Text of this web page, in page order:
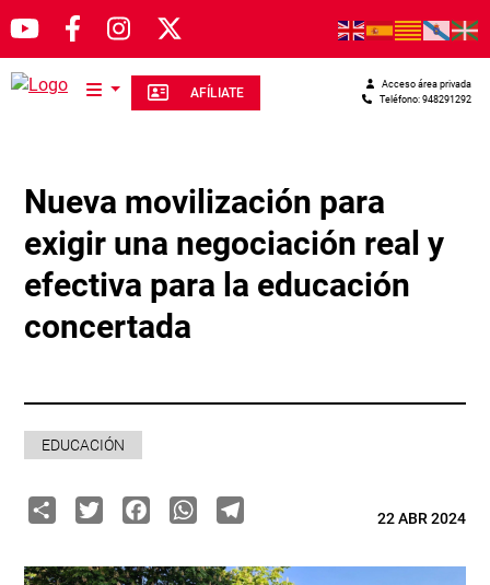
Pasar al contenido principal
AFÍLIATE Teléfono: 948291292
Acceso área privada
Nueva movilización para
exigir una negociación real y
efectiva para la educación
concertada
EDUCACIÓN
ShareTwitterFacebook
WhatsApp
Telegram22 ABR 2024